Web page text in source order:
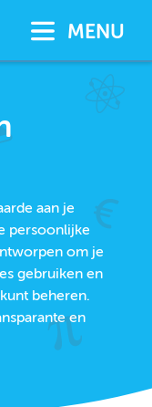
MENU
aan je
persoonlijke
om je
gebruiken en
beheren.
en